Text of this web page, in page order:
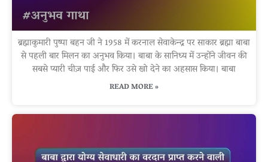
ब्रह्माकुमारी पुष्पा बहन जी ने 1958 में करनाल सेवाकेन्द्र पर साकार ब्रह्मा बाबा
से पहली बार मिलन का अनुभव किया। बाबा के सानिध्य में उन्होंने जीवन की
सबसे प्यारी चीज़ पाई और फिर उसे खो देने का अहसास किया। बाबा
READ MORE »